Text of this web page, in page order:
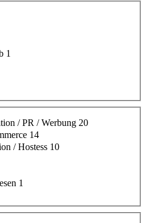
1
/ PR / Werbung 20
14
/ Hostess 10
1